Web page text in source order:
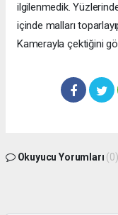
ilgilenmedik.
içinde malları
Kamerayla çektiğini
Okuyucu Yorumları (0)